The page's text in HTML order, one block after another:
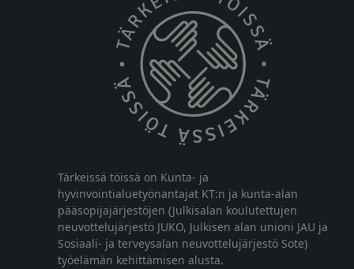
Tärkeissä töissä on Kunta- ja
hyvinvointialuetyönantajat KT:n ja kunta-alan
pääsopijajärjestöjen (Julkisalan koulutettujen
neuvottelujärjestö JUKO, Julkisen alan unioni JAU ja
Sosiaali- ja terveysalan neuvottelujärjestö Sote)
työelämän kehittämisen alusta.